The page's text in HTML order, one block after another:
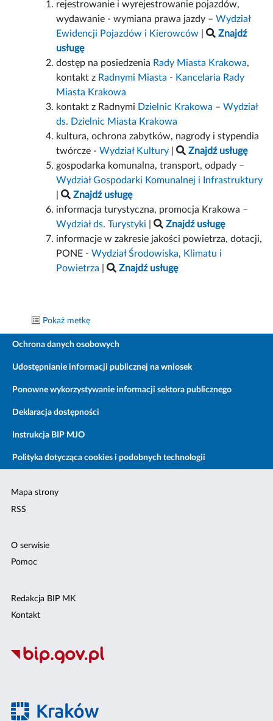
rejestrowanie i wyrejestrowanie pojazdów,
wydawanie - wymiana prawa jazdy –Wydział
Ewidencji Pojazdów i Kierowców |
Znajdź
usługę
dostęp na posiedzenia Rady Miasta Krakowa,
kontakt z Radnymi Miasta - Kancelaria Rady
Miasta Krakowa
kontakt z Radnymi Dzielnic Krakowa –Wydział
ds. Dzielnic Miasta Krakowa
kultura, ochrona zabytków, nagrody i stypendia
twórcze -Wydział Kultury |
Znajdź usługę
gospodarka komunalna, transport, odpady –
Wydział Gospodarki Komunalnej i Infrastruktury
|
Znajdź usługę
informacja turystyczna, promocja Krakowa –
Wydział ds. Turystyki |
Znajdź usługę
informacje w zakresie jakości powietrza, dotacji,
PONE -Wydział Środowiska, Klimatu i
Powietrza | Znajdź usługę
Pokaż metkę
Ochrona danych osobowych
Udostępnianie informacji publicznej na wniosek
Ponowne wykorzystywanie informacji sektora publicznego
Deklaracja dostępności
Instrukcja BIP MJO
Polityka dotycząca cookies i podobnych technologii
Mapa strony
RSS
O serwisie
Pomoc
Redakcja BIP MK
Kontakt